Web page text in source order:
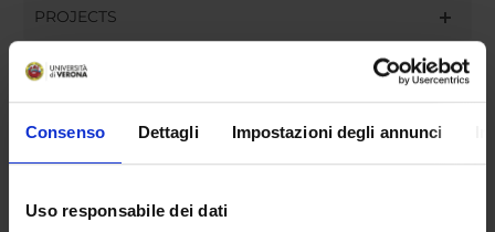
Consenso Dettagli Impostazioni degli annunci
Uso responsabile dei dati
PROJECTS
ASSIGNMENTS